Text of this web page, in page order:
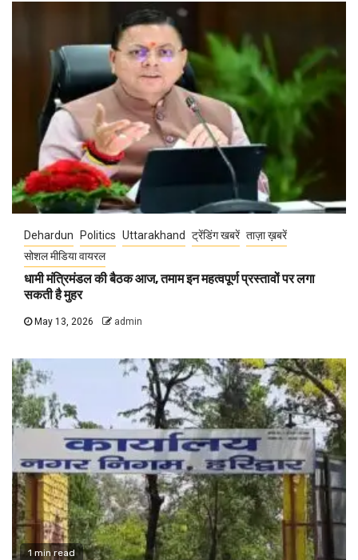
Dehardun Politics Uttarakhand ट्रेंडिंग खबरें ताज़ा ख़बरें
सोशल मीडिया वायरल
धामी मंत्रिमंडल की बैठक आज, तमाम इन महत्वपूर्ण प्रस्तावों पर लगा
सकती है मुहर
May 13, 2026 admin
1 min read